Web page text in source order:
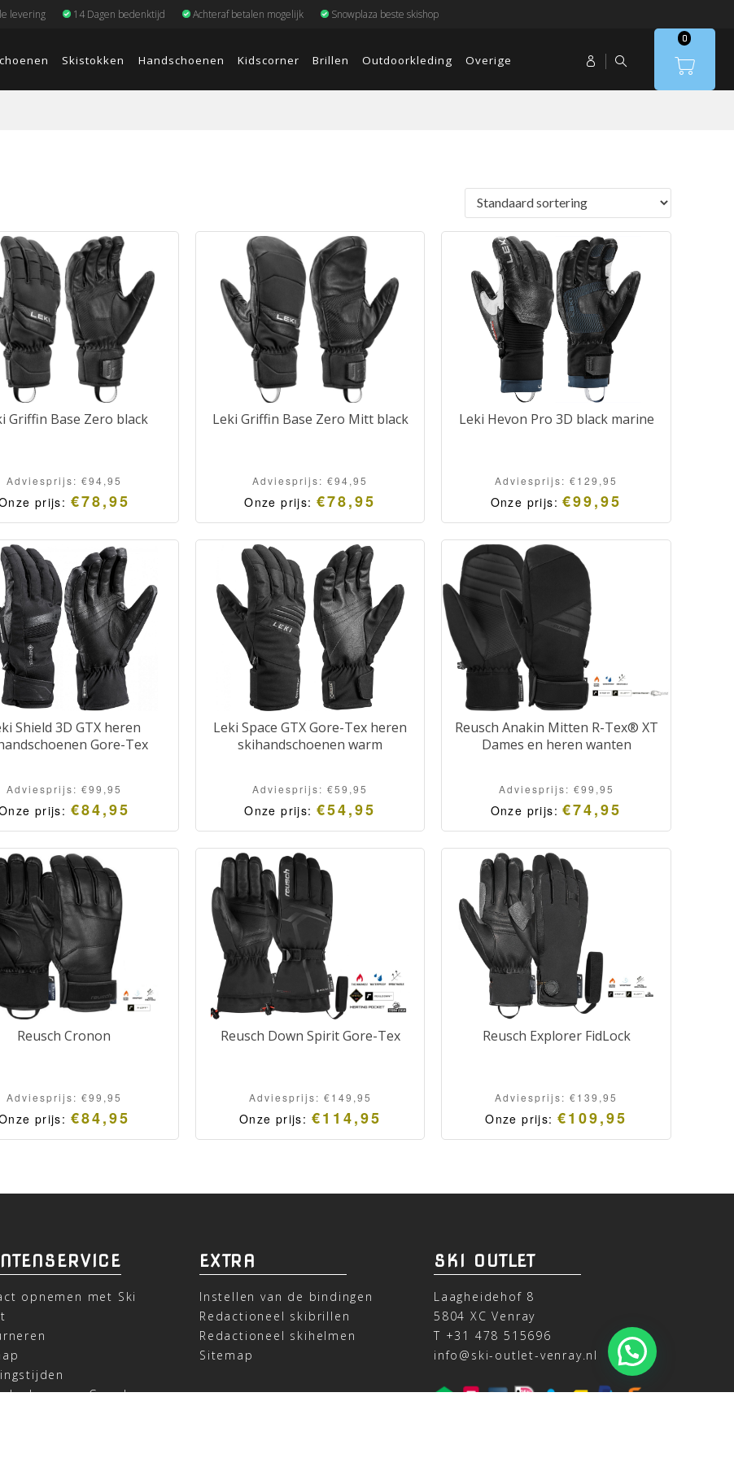
levering 14 Dagen bedenktijd Achteraf betalen mogelijk Snowplaza beste skishop
Skistokken Handschoenen Kidscorner Brillen Outdoorkleding Overige
0
Griffin Base Zero black
Adviesprijs: €94,95
prijs: €78,95
Leki Griffin Base Zero Mitt black
Adviesprijs:€94,95
Onze prijs:€78,95
Leki Hevon Pro 3D black marine
Adviesprijs:€129,95
Onze prijs:€99,95
Shield 3D GTX heren
Gore-Tex
Adviesprijs: €99,95
prijs: €84,95
Leki Space GTX Gore-Tex heren
skihandschoenen warm
Adviesprijs:€59,95
Onze prijs:€54,95
Reusch Anakin Mitten R-Tex® XT
Dames en heren wanten
Adviesprijs: €99,95
Onze prijs:€74,95
Reusch Cronon
Adviesprijs: €99,95
prijs: €84,95
Reusch Down Spirit Gore-Tex
Adviesprijs: €149,95
Onze prijs: €114,95
Reusch Explorer FidLock
Adviesprijs:€139,95
Onze prijs: €109,95
opnemen met Ski
ons op Google
EXTRA
Instellen van de bindingen
Redactioneel skibrillen
Redactioneel skihelmen
Sitemap
SKI OUTLET
Laagheidehof 8
5804 XC Venray
T +31 478 515696
info@ski-outlet-venray.nl